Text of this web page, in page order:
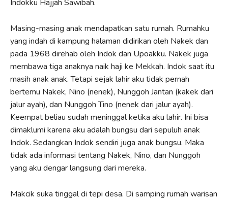
Indokku Hajjah Sawibah.
Masing-masing anak mendapatkan satu rumah. Rumahku
yang indah di kampung halaman didirikan oleh Nakek dan
pada 1968 direhab oleh Indok dan Upoakku. Nakek juga
membawa tiga anaknya naik haji ke Mekkah. Indok saat itu
masih anak anak. Tetapi sejak lahir aku tidak pernah
bertemu Nakek, Nino (nenek), Nunggoh Jantan (kakek dari
jalur ayah), dan Nunggoh Tino (nenek dari jalur ayah).
Keempat beliau sudah meninggal ketika aku lahir. Ini bisa
dimaklumi karena aku adalah bungsu dari sepuluh anak
Indok. Sedangkan Indok sendiri juga anak bungsu. Maka
tidak ada informasi tentang Nakek, Nino, dan Nunggoh
yang aku dengar langsung dari mereka.
Makcik suka tinggal di tepi desa. Di samping rumah warisan